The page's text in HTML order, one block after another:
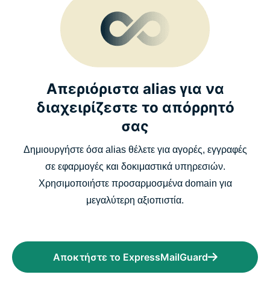
Απεριόριστα alias για να
διαχειρίζεστε το απόρρητό
σας
Δημιουργήστε όσα alias θέλετε για αγορές, εγγραφές
σε εφαρμογές και δοκιμαστικά υπηρεσιών.
Χρησιμοποιήστε προσαρμοσμένα domain για
μεγαλύτερη αξιοπιστία.
Αποκτήστε το ExpressMailGuard